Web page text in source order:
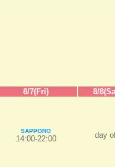
8/7(Fri) 8/
SAPPORO
14:00-22:00 day